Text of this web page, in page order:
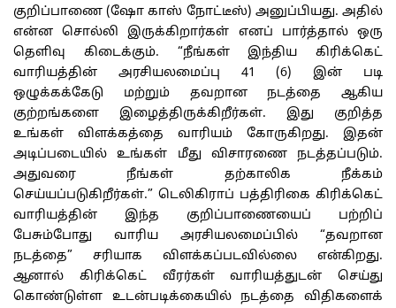
குறிப்பாணை (ஷோ காஸ் நோட்டீஸ்) அனுப்பியது. அதில்
என்ன சொல்லி இருக்கிறார்கள் எனப் பார்த்தால் ஒரு
தெளிவு கிடைக்கும். “நீங்கள் இந்திய கிரிக்கெட்
வாரியத்தின் அரசியலமைப்பு 41 (6) இன் படி
ஒழுக்கக்கேடு மற்றும் தவறான நடத்தை ஆகிய
குற்றங்களை இழைத்திருக்கிறீர்கள். இது குறித்த
உங்கள் விளக்கத்தை வாரியம் கோருகிறது. இதன்
அடிப்படையில் உங்கள் மீது விசாரணை நடத்தப்படும்.
அதுவரை நீங்கள் தற்காலிக நீக்கம்
செய்யப்படுகிறீர்கள்.” டெலிகிராப் பத்திரிகை கிரிக்கெட்
வாரியத்தின் இந்த குறிப்பாணையைப் பற்றிப்
பேசும்போது வாரிய அரசியலமைப்பில் “தவறான
நடத்தை” சரியாக விளக்கப்படவில்லை என்கிறது.
ஆனால் கிரிக்கெட் வீரர்கள் வாரியத்துடன் செய்து
கொண்டுள்ள உடன்படிக்கையில் நடத்தை விதிகளைக்